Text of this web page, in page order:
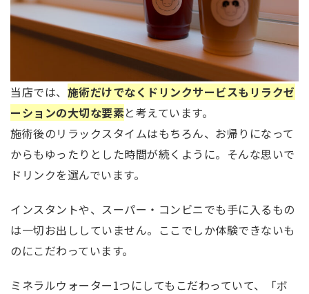
当店では、 施術だけでなくドリンクサービスもリラクゼ
ーションの大切な要素と考えています。
施術後のリラックスタイムはもちろん、お帰りになって
からもゆったりとした時間が続くように。そんな思いで
ドリンクを選んでいます。
インスタントや、スーパー・コンビニでも手に入るもの
は一切お出ししていません。ここでしか体験できないも
のにこだわっています。
ミネラルウォーター1つにしてもこだわっていて、「ボ